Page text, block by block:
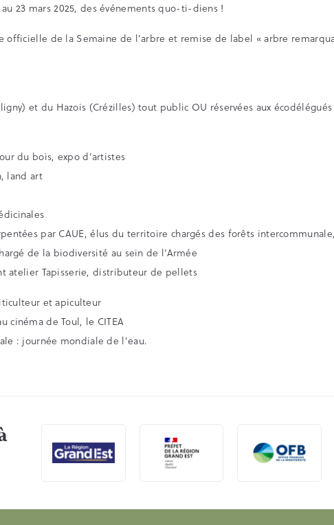
23 mars 2025, des événements quo-ti-diens !
officielle de la Semaine de l’arbre et remise de label « arbre
et du Hazois (Crézilles) tout public OU réservées aux
du bois, expo d’artistes
land art
par CAUE, élus du territoire chargés des forêts
de la biodiversité au sein de l’Armée
atelier Tapisserie, distributeur de pellets
et apiculteur
cinéma de Toul, le CITEA
: journée mondiale de l’eau.